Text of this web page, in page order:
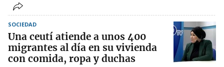
SOCIEDAD
Una ceutí atiende a unos 400
migrantes al día en su vivienda
con comida, ropa y duchas